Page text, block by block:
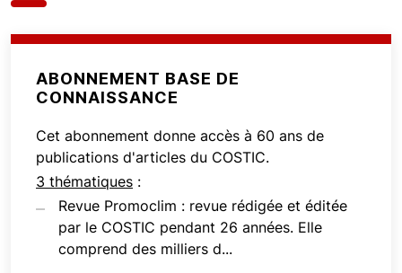
ABONNEMENT BASE DE
CONNAISSANCE
Cet abonnement donne accès à 60 ans de
publications d'articles du COSTIC.
3 thématiques :
Revue Promoclim : revue rédigée et éditée
par le COSTIC pendant 26 années. Elle
comprend des milliers d...